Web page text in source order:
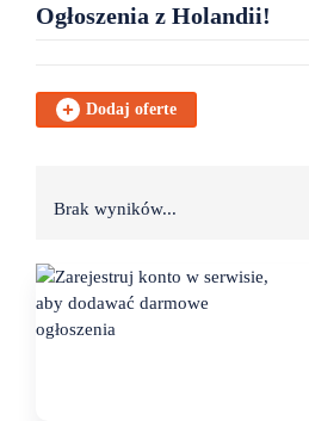
Ogłoszenia z Holandii!
Dodaj oferte
Brak wyników...